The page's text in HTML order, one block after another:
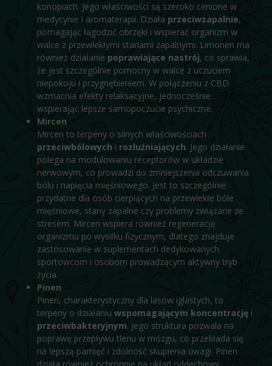
konopiach. Jego właściwości są szeroko cenione w
medycynie i aromaterapii. Działa przeciwzapalnie,
pomagając łagodzić obrzęki i wspierać organizm w
walce z przewlekłymi stanami zapalnymi. Limonen ma
również działanie poprawiające nastrój, co sprawia,
że jest szczególnie pomocny w walce z uczuciem
niepokoju i przygnębieniem. W połączeniu z CBD
wzmacnia efekty relaksacyjne, jednocześnie
wspierając lepsze samopoczucie psychiczne.
Mircen
Mircen to terpeny o silnych właściwościach
przeciwbólowych i rozluźniających. Jego działanie
polega na modulowaniu receptorów w układzie
nerwowym, co prowadzi do zmniejszenia odczuwania
bólu i napięcia mięśniowego. Jest to szczególnie
przydatne dla osób cierpiących na przewlekłe bóle
mięśniowe, stany zapalne czy problemy związane ze
stresem. Mircen wspiera również regenerację
organizmu po wysiłku fizycznym, dlatego znajduje
zastosowanie w suplementach dedykowanych
sportowcom i osobom prowadzącym aktywny tryb
życia.
Pinen
Pinen, charakterystyczny dla lasów iglastych, to
terpeny o działaniu wspomagającym koncentracjęi
przeciwbakteryjnym. Jego struktura pozwala na
poprawę przepływu tlenu w mózgu, co przekłada się
na lepszą pamięć i zdolność skupienia uwagi. Pinen